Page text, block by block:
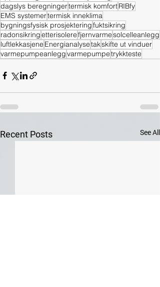
dagslys beregningertermisk komfortRIBfy
EMS systemertermisk inneklima
bygningsfysisk prosjekteringfuktsikring
radonsikringetterisolerefjernvarmesolcelleanlegg
luftlekkasjene Energianalysetakskifte ut vinduer
varmepumpeanleggvarmepumpetrykkteste
Recent Posts See All